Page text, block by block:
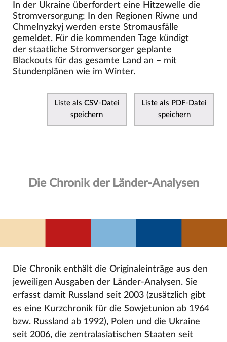
In der Ukraine überfordert eine Hitzewelle die
Stromversorgung: In den Regionen Riwne und
Chmelnyzkyj werden erste Stromausfälle
gemeldet. Für die kommenden Tage kündigt
der staatliche Stromversorger geplante
Blackouts für das gesamte Land an – mit
Stundenplänen wie im Winter.
Liste als CSV-Datei
speichern
Liste als PDF-Datei
speichern
Die Chronik der Länder-Analysen
Die Chronik enthält die Originaleinträge aus den
jeweiligen Ausgaben der Länder-Analysen. Sie
erfasst damit Russland seit 2003 (zusätzlich gibt
es eine Kurzchronik für die Sowjetunion ab 1964
bzw. Russland ab 1992), Polen und die Ukraine
seit 2006, die zentralasiatischen Staaten seit